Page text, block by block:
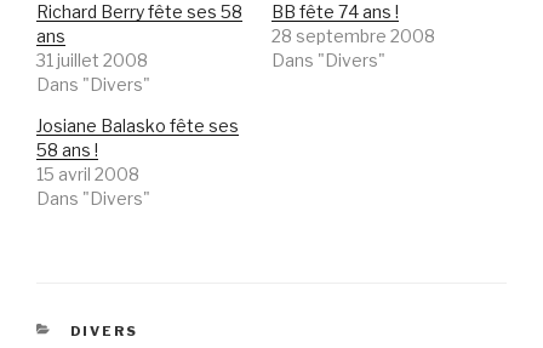
Richard Berry fête ses 58
ans
31 juillet 2008
Dans "Divers"
BB fête 74 ans !
28 septembre 2008
Dans "Divers"
Josiane Balasko fête ses
58 ans !
15 avril 2008
Dans "Divers"
CATÉGORIES
DIVERS